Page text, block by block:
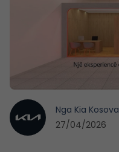
Nga Kia Kosova
27/04/2026